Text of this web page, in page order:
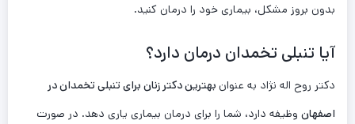
بدون بروز مشکل، بیماری خود را درمان کنید.
آیا تنبلی تخمدان درمان دارد؟
دکتر روح اله نژاد به عنوان بهترین دکتر زنان برای تنبلی تخمدان در
اصفهان وظیفه دارد، شما را برای درمان بیماری یاری دهد. در صورت